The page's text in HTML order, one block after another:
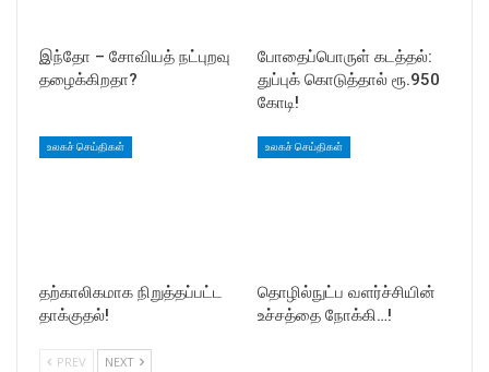
இந்தோ – சோவியத் நட்புறவு
தழைக்கிறதா?
போதைப்பொருள் கடத்தல்:
துப்புக் கொடுத்தால் ரூ.950
கோடி!
உலகச் செய்திகள்
தற்காலிகமாக நிறுத்தப்பட்ட
தாக்குதல்!
உலகச் செய்திகள்
தொழில்நுட்ப வளர்ச்சியின்
உச்சத்தை நோக்கி…!
PREV NEXT